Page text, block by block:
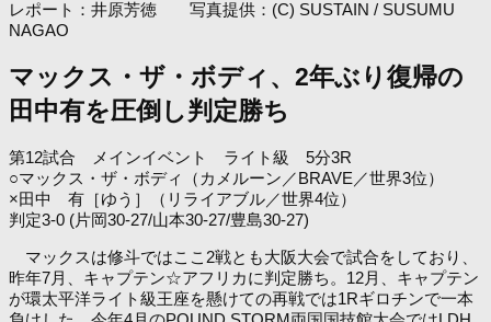
レポート：井原芳徳 写真提供：(C) SUSTAIN / SUSUMU
NAGAO
マックス・ザ・ボディ、2年ぶり復帰の
田中有を圧倒し判定勝ち
第12試合 メインイベント ライト級 5分3R
○マックス・ザ・ボディ（カメルーン／BRAVE／世界3位）
×田中 有［ゆう］（リライアブル／世界4位）
判定3-0 (片岡30-27/山本30-27/豊島30-27)
マックスは修斗ではここ2戦とも大阪大会で試合をしており、
昨年7月、キャプテン☆アフリカに判定勝ち。12月、キャプテン
が環太平洋ライト級王座を懸けての再戦では1Rギロチンで一本